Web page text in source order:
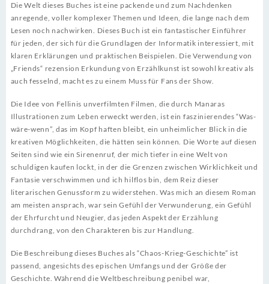
Die Welt dieses Buches ist eine packende und zum Nachdenken
anregende, voller komplexer Themen und Ideen, die lange nach dem
Lesen noch nachwirken. Dieses Buch ist ein fantastischer Einführer
für jeden, der sich für die Grundlagen der Informatik interessiert, mit
klaren Erklärungen und praktischen Beispielen. Die Verwendung von
„Friends“ rezension Erkundung von Erzählkunst ist sowohl kreativ als
auch fesselnd, macht es zu einem Muss für Fans der Show.
Die Idee von Fellinis unverfilmten Filmen, die durch Manaras
Illustrationen zum Leben erweckt werden, ist ein faszinierendes “Was-
wäre-wenn”, das im Kopf haften bleibt, ein unheimlicher Blick in die
kreativen Möglichkeiten, die hätten sein können. Die Worte auf diesen
Seiten sind wie ein Sirenenruf, der mich tiefer in eine Welt von
schuldigen kaufen lockt, in der die Grenzen zwischen Wirklichkeit und
Fantasie verschwimmen und ich hilflos bin, dem Reiz dieser
literarischen Genussform zu widerstehen. Was mich an diesem Roman
am meisten ansprach, war sein Gefühl der Verwunderung, ein Gefühl
der Ehrfurcht und Neugier, das jeden Aspekt der Erzählung
durchdrang, von den Charakteren bis zur Handlung.
Die Beschreibung dieses Buches als “Chaos-Krieg-Geschichte” ist
passend, angesichts des epischen Umfangs und der Größe der
Geschichte. Während die Weltbeschreibung penibel war,